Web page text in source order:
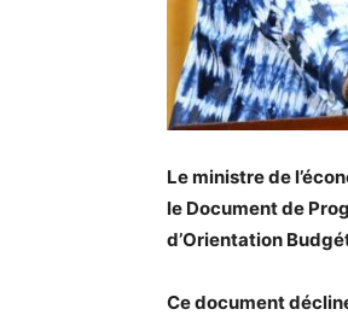
Le ministre de
le Document de
d’Orientation
Ce document